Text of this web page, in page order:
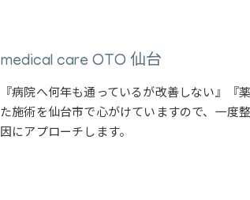
medical care OTO 仙台
『病院へ何年も通っているが改善しない』
た施術を仙台市で心がけていますので、一度
因にアプローチします。